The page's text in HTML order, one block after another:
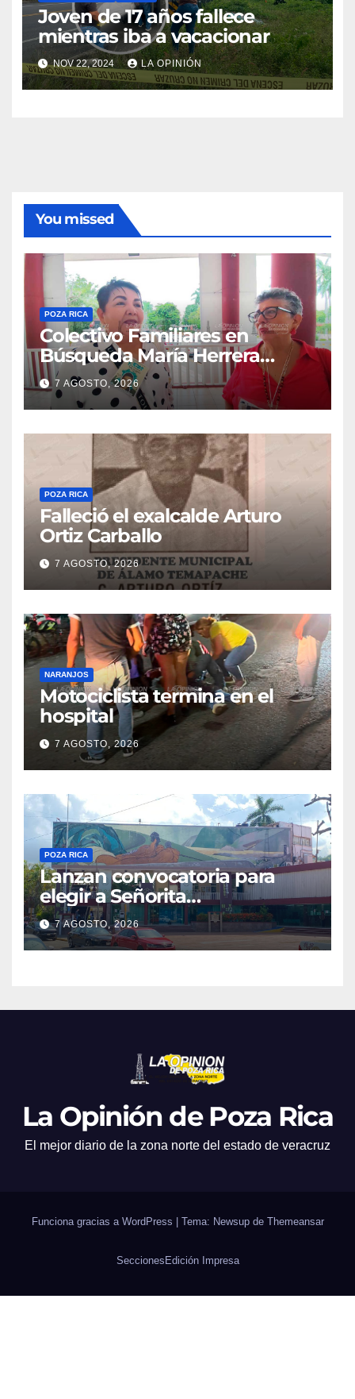
Joven de 17 años fallece
mientras iba a vacacionar
NOV 22, 2024 LA OPINIÓN
You missed
POZA RICA
Colectivo Familiares en
Búsqueda María Herrera
convoca a marcha
7 AGOSTO, 2026
POZA RICA
Falleció el exalcalde Arturo
Ortiz Carballo
7 AGOSTO, 2026
NARANJOS
Motociclista termina en el
hospital
7 AGOSTO, 2026
POZA RICA
Lanzan convocatoria para
elegir a Señorita
Independencia, Patria y
Libertad 2026
7 AGOSTO, 2026
La Opinión de Poza Rica
El mejor diario de la zona norte del estado de veracruz
Funciona gracias a WordPress Tema: Newsup de Themeansar
SeccionesEdición Impresa